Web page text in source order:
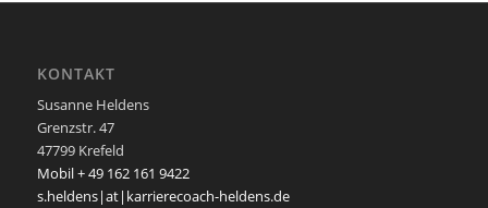
KONTAKT
Susanne Heldens
Grenzstr. 47
47799 Krefeld
Mobil + 49 162 161 9422
s.heldens|at|karrierecoach-heldens.de